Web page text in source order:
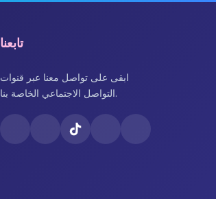
تابعنا
ابقى على تواصل معنا عبر قنوات
التواصل الاجتماعي الخاصة بنا.